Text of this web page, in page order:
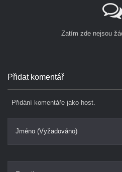
Zatím zde nejsou
Přidat komentář
Přidání komentáře jako host.
Jméno (Vyžadováno)